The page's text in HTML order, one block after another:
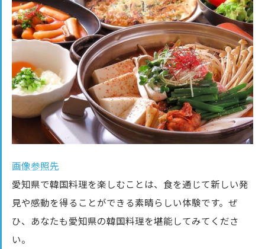
画像参照先
愛知県で韓国料理を楽しむことは、食を通じて新しい発
見や感動を得ることができる素晴らしい体験です。ぜ
ひ、あなたも愛知県の韓国料理を堪能してみてくださ
い。